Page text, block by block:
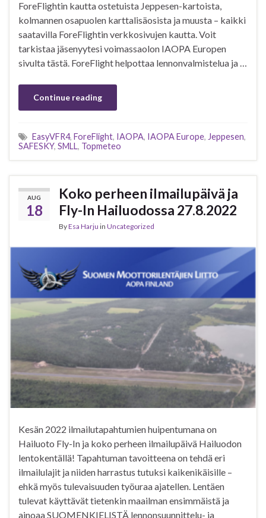
ForeFlightin kautta ostetuista Jeppesen-kartoista,
kolmannen osapuolen karttalisäosista ja muusta – kaikki
saatavilla ForeFlightin verkkosivujen kautta. Voit
tarkistaa jäsenyytesi voimassaolon IAOPA Europen
sivulta tästä. ForeFlight helpottaa lennonvalmistelua ja …
Continue reading
EasyVFR4, ForeFlight, IAOPA, IAOPA Europe, Jeppesen,
SAFESKY, SMLL, Topmeteo
AUG
18
Koko perheen ilmailupäivä ja
Fly-In Hailuodossa 27.8.2022
ByEsa Harju in Uncategorized
Kesän 2022 ilmailutapahtumien huipentumana on
Hailuoto Fly-In ja koko perheen ilmailupäivä Hailuodon
lentokentällä! Tapahtuman tavoitteena on tehdä eri
ilmailulajit ja niiden harrastus tutuksi kaikenikäisille –
ehkä myös tulevaisuuden työuraa ajatellen. Lentäen
tulevat käyttävät tietenkin maailman ensimmäistä ja
ainoaa SUOMENKIELISTÄ lennonsuunnittelu- ja